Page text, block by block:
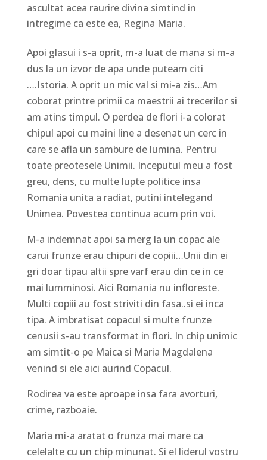
ascultat acea raurire divina simtind in
intregime ca este ea, Regina Maria.
Apoi glasui i s-a oprit, m-a luat de mana si m-a
dus la un izvor de apa unde puteam citi
….Istoria. A oprit un mic val si mi-a zis…Am
coborat printre primii ca maestrii ai trecerilor si
am atins timpul. O perdea de flori i-a colorat
chipul apoi cu maini line a desenat un cerc in
care se afla un sambure de lumina. Pentru
toate preotesele Unimii. Inceputul meu a fost
greu, dens, cu multe lupte politice insa
Romania unita a radiat, putini intelegand
Unimea. Povestea continua acum prin voi.
M-a indemnat apoi sa merg la un copac ale
carui frunze erau chipuri de copiii…Unii din ei
gri doar tipau altii spre varf erau din ce in ce
mai lumminosi. Aici Romania nu infloreste.
Multi copiii au fost striviti din fasa..si ei inca
tipa. A imbratisat copacul si multe frunze
cenusii s-au transformat in flori. In chip unimic
am simtit-o pe Maica si Maria Magdalena
venind si ele aici aurind Copacul.
Rodirea va este aproape insa fara avorturi,
crime, razboaie.
Maria mi-a aratat o frunza mai mare ca
celelalte cu un chip minunat. Si el liderul vostru